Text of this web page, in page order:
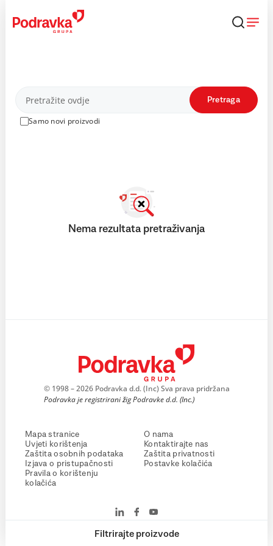
content
Proizvodi
Samo novi proizvodi
Pretraga
Filtrirajte proizvode
Nema rezultata pretraživanja
© 1998 – 2026 Podravka d.d. (Inc) Sva prava pridržana
Podravka je registrirani žig Podravke d.d. (Inc.)
Mapa stranice
Uvjeti korištenja
Zaštita osobnih podataka
Izjava o pristupačnosti
Pravila o korištenju
kolačića
O nama
Kontaktirajte nas
Zaštita privatnosti
Postavke kolačića